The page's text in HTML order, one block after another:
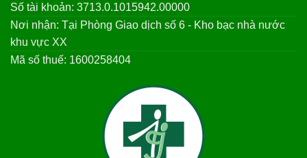
Số tài khoản: 3713.0.1015942.00000
Nơi nhận: Tại Phòng Giao dịch số 6 - Kho bạc nhà nước
khu vực XX
Mã số thuế: 1600258404